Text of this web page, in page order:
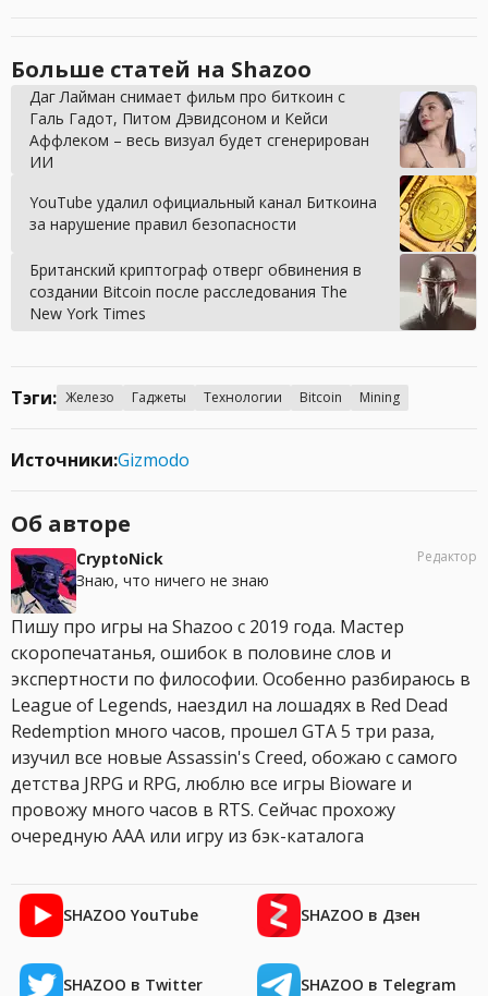
Больше статей на Shazoo
Даг Лайман снимает фильм про биткоин с
Галь Гадот, Питом Дэвидсоном и Кейси
Аффлеком – весь визуал будет сгенерирован
ИИ
YouTube удалил официальный канал Биткоина
за нарушение правил безопасности
Британский криптограф отверг обвинения в
создании Bitcoin после расследования The
New York Times
Тэги: Железо Гаджеты Технологии Bitcoin Mining
Источники:Gizmodo
Об авторе
CryptoNick
Знаю, что ничего не знаю
Редактор
Пишу про игры на Shazoo с 2019 года. Мастер
скоропечатанья, ошибок в половине слов и
экспертности по философии. Особенно разбираюсь в
League of Legends, наездил на лошадях в Red Dead
Redemption много часов, прошел GTA 5 три раза,
изучил все новые Assassin's Creed, обожаю с самого
детства JRPG и RPG, люблю все игры Bioware и
провожу много часов в RTS. Сейчас прохожу
очередную AAA или игру из бэк-каталога
SHAZOO YouTube SHAZOO в Дзен
SHAZOO в Twitter SHAZOO в Telegram